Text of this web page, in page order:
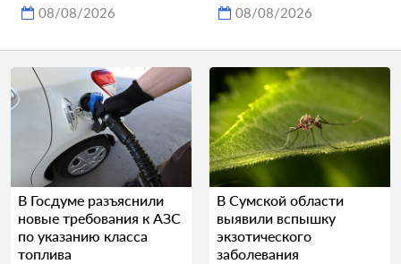
08/08/2026 08/08/2026
В Госдуме разъяснили
новые требования к АЗС
по указанию класса
топлива
В Сумской области
выявили вспышку
экзотического
заболевания